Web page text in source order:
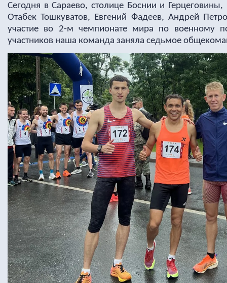
Сегодня в Сараево, столице Боснии и Герцеговины,
Отабек Тошкуватов, Евгений Фадеев, Андрей
участие во 2-м чемпионате мира по военному
участников наша команда заняла седьмое